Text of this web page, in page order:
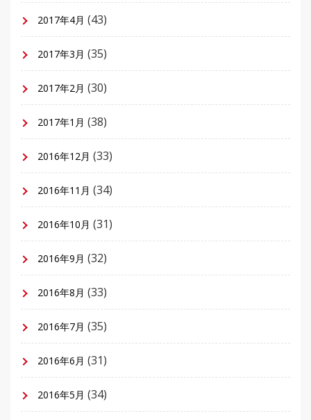
2017年4月 (43)
2017年3月 (35)
2017年2月 (30)
2017年1月 (38)
2016年12月 (33)
2016年11月 (34)
2016年10月 (31)
2016年9月 (32)
2016年8月 (33)
2016年7月 (35)
2016年6月 (31)
2016年5月 (34)